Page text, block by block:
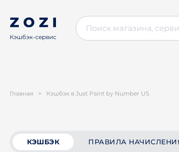
Кэшбэк-сервис
Главная > Кэшбэк в Just Paint by Number US
КЭШБЭК ПРАВИЛА